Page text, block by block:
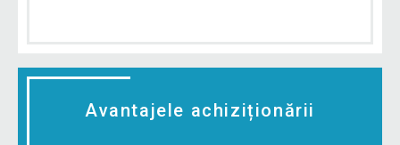
Avantajele achiziționării